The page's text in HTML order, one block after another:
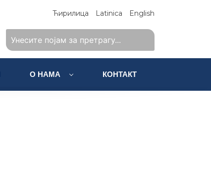
Ћирилица Latinica English
О НАМА КОНТАКТ